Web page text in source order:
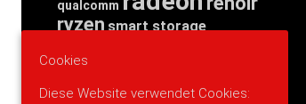
qualcomm
ryzensmart storage
threadripper
Cookies
Diese Website verwendet Cookies: